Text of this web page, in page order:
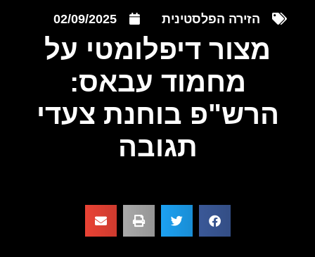
הזירה הפלסטינית 02/09/2025
מצור דיפלומטי על
מחמוד עבאס:
הרש"פ בוחנת צעדי
תגובה